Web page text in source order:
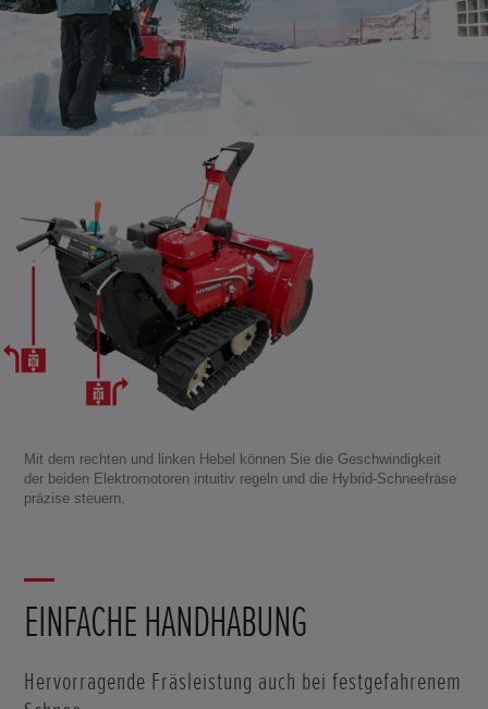
Mit dem rechten und linken Hebel können Sie die Geschwindigkeit
der beiden Elektromotoren intuitiv regeln und die Hybrid-Schneefräse
präzise steuern.
EINFACHE HANDHABUNG
Hervorragende Fräsleistung auch bei festgefahrenem